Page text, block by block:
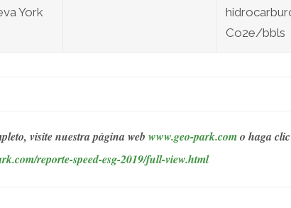
York
Co2e/bbls
visite nuestra página web www.geo-park.como haga
reporte-speed-esg-2019/full-view.html